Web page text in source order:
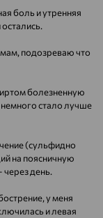
боль и утренняя
подозреваю что
болезненную
стало лучше
(сульфидно
на поясничную
через день.
у меня
и левая